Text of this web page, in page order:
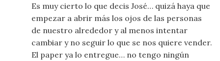
Es muy cierto lo que decis José… quizá haya que
empezar a abrir más los ojos de las personas
de nuestro alrededor y al menos intentar
cambiar y no seguir lo que se nos quiere vender.
El paper ya lo entregue… no tengo ningún